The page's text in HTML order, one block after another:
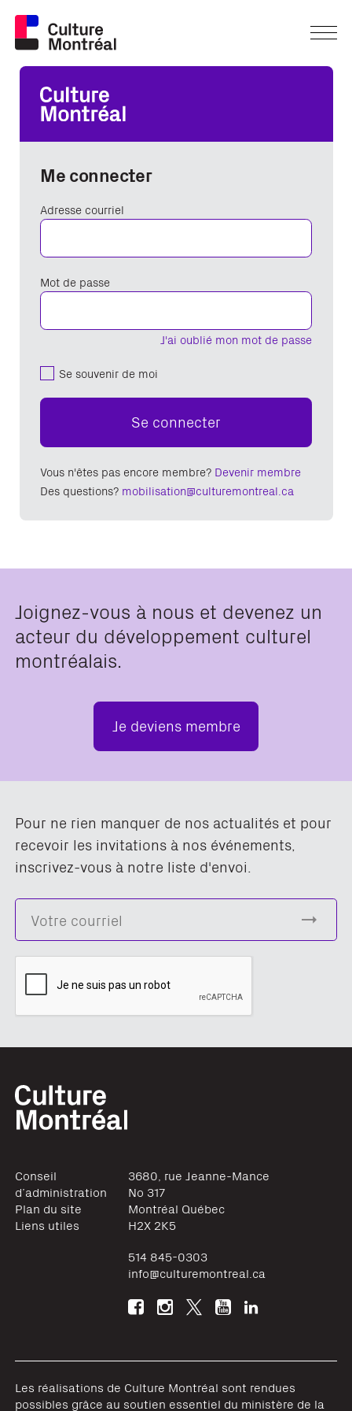
Me connecter
Adresse courriel
J'ai oublié mon mot de passe
Mot de passe
Se souvenir de moi
Se connecter
Vous n'êtes pas encore membre? Devenir membre
Des questions? mobilisation@culturemontreal.ca
Joignez-vous à nous et devenez un
acteur du développement culturel
montréalais.
Je deviens membre
Pour ne rien manquer de nos actualités et pour
recevoir les invitations à nos événements,
inscrivez-vous à notre liste d'envoi.
Conseil
d’administration
Plan du site
Liens utiles
3680, rue Jeanne-Mance
No 317
Montréal Québec
H2X 2K5
514 845-0303
info@culturemontreal.ca
Les réalisations de Culture Montréal sont rendues
possibles grâce au soutien essentiel du ministère de la